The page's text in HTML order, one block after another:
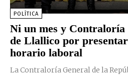
POLÍTICA
Ni un mes y Contraloría
de Llallico por
horario laboral
La Contraloría General de la